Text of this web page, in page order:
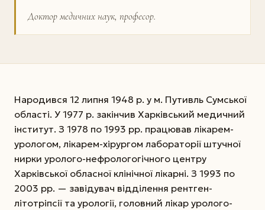
Доктор медичних наук, професор.
Народився 12 липня 1948 р. у м. Путивль Сумської
області. У 1977 р. закінчив Харківський медичний
інститут. З 1978 по 1993 рр. працював лікарем-
урологом, лікарем-хірургом лабораторії штучної
нирки уролого-нефрологогічного центру
Харківської обласної клінічної лікарні. З 1993 по
2003 рр. — завідувач відділення рентген-
літотріпсії та урології, головний лікар уролого-